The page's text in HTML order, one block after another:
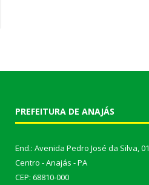
PREFEITURA DE ANAJÁS
End.: Avenida Pedro José da Silva, 01
Centro - Anajás - PA
CEP: 68810-000